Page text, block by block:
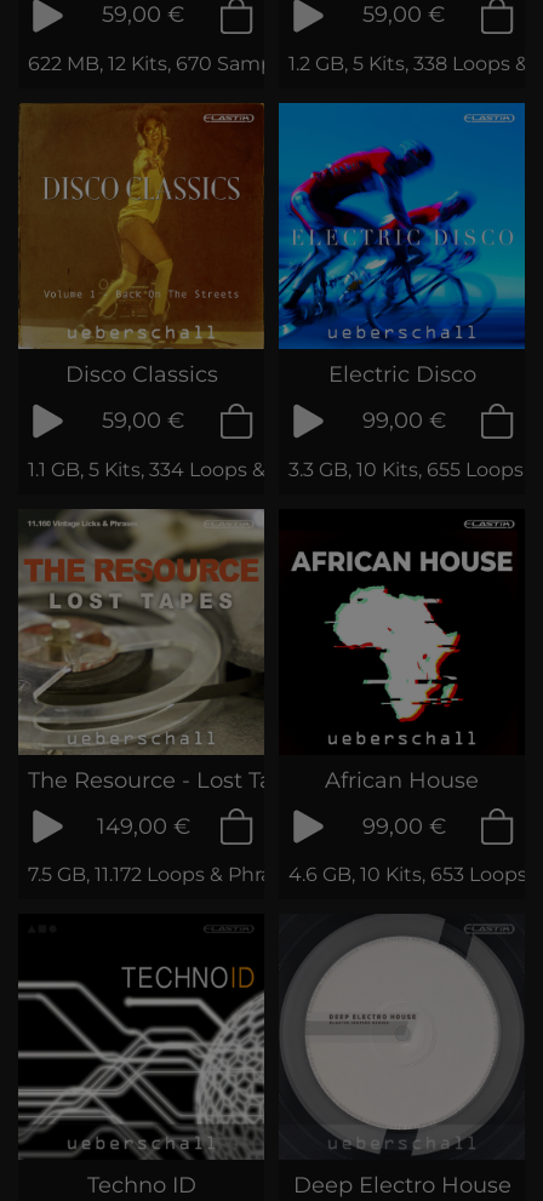
59,00 €
622 MB, 12 Kits, 670 Samples
59,00 €
1.2 GB, 5 Kits, 338 Loops &
Disco Classics
59,00 €
1.1 GB, 5 Kits, 334 Loops & Phrases
Electric Disco
99,00 €
3.3 GB, 10 Kits, 655 Loops
The Resource - Lost Tapes
149,00 €
7.5 GB, 11.172 Loops & Phrases
African House
99,00 €
4.6 GB, 10 Kits, 653 Loops
Techno ID
Deep Electro House